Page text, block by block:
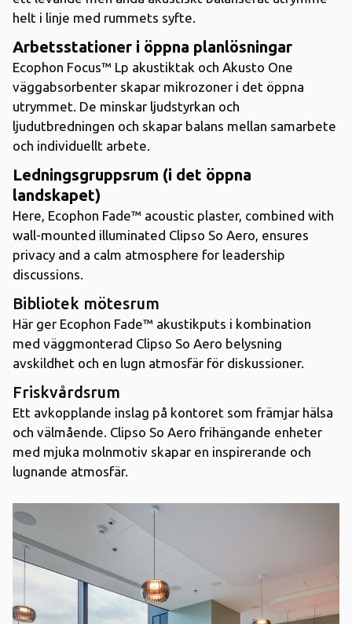
helt i linje med rummets syfte.
Arbetsstationer i öppna planlösningar
Ecophon Focus™ Lp akustiktak och Akusto One
väggabsorbenter skapar mikrozoner i det öppna
utrymmet. De minskar ljudstyrkan och
ljudutbredningen och skapar balans mellan samarbete
och individuellt arbete.
Ledningsgruppsrum (i det öppna
landskapet)
Here, Ecophon Fade™ acoustic plaster, combined with
wall-mounted illuminated Clipso So Aero, ensures
privacy and a calm atmosphere for leadership
discussions.
Bibliotek mötesrum
Här ger Ecophon Fade™ akustikputs i kombination
med väggmonterad Clipso So Aero belysning
avskildhet och en lugn atmosfär för diskussioner.
Friskvårdsrum
Ett avkopplande inslag på kontoret som främjar hälsa
och välmående. Clipso So Aero frihängande enheter
med mjuka molnmotiv skapar en inspirerande och
lugnande atmosfär.